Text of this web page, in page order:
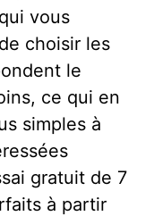
vous
choisir les
le
ce qui en
simples à
gratuit de 7
à partir